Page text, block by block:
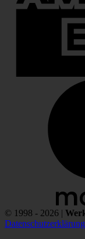
© 1998 - 2026 |
Datenschutzerklärung